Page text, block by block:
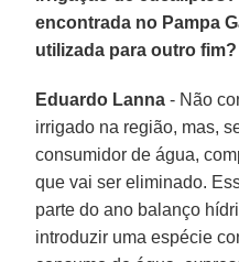
encontrada no Pampa
utilizada para outro fim?
Eduardo Lanna- Não
irrigado na região, mas,
consumidor de água,
que vai ser eliminado.
parte do ano balanço
introduzir uma espécie